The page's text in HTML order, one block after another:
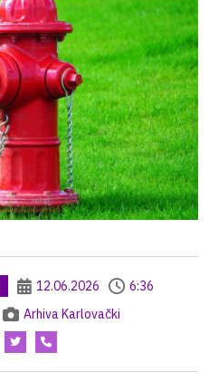
12.06.2026
6:36
Arhiva Karlovački